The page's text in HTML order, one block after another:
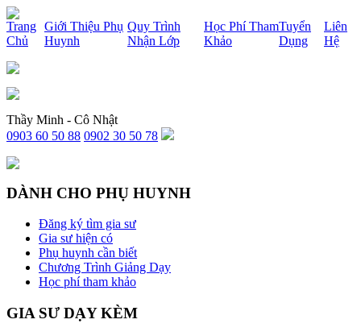
x
Trang
Chủ
Giới Thiệu Phụ
Huynh
Quy Trình
Nhận Lớp
Học Phí Tham
Khảo
Tuyển
Dụng
Liên
Hệ
Thầy Minh - Cô Nhật
0903 60 50 88 0902 30 50 78
DÀNH CHO PHỤ HUYNH
Đăng ký tìm gia sư
Gia sư hiện có
Phụ huynh cần biết
Chương Trình Giảng Dạy
Học phí tham khảo
GIA SƯ DẠY KÈM